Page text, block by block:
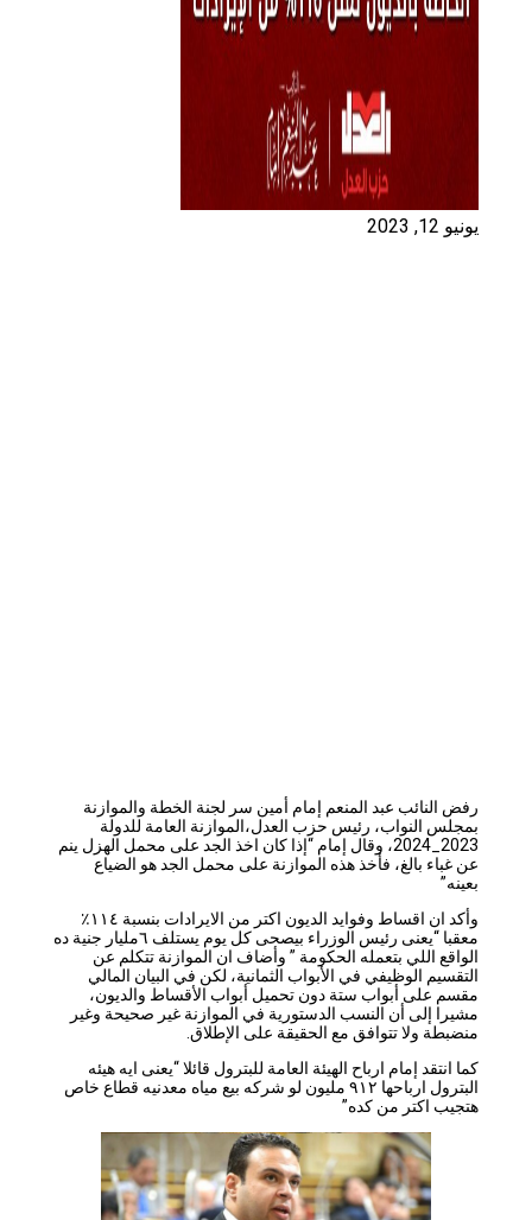
رفض النائب عبد المنعم إمام أمين سر لجنة الخطة والموازنة
بمجلس النواب، رئيس حزب العدل،الموازنة العامة للدولة
2023_2024، وقال إمام “إذا كان اخذ الجد على محمل الهزل ينم
عن غباء بالغ، فأخذ هذه الموازنة على محمل الجد هو الضياع
وأكد ان اقساط وفوايد الديون اكتر من الايرادات بنسبة ١١٤٪
معقبا “؜يعنى رئيس الوزراء بيصحى كل يوم يستلف ٦مليار جنية ده
الواقع اللي بتعمله الحكومة ” وأضاف ان الموازنة تتكلم عن
التقسيم الوظيفي في الأبواب الثمانية، لكن في البيان المالي
مقسم على أبواب ستة دون تحميل أبواب الأقساط والديون،
مشيرا إلى أن النسب الدستورية في الموازنة غير صحيحة وغير
منضبطة ولا تتوافق مع الحقيقة على الإطلاق.
كما انتقد إمام ارباح الهيئة العامة للبترول قائلا “يعنى ايه هيئه
البترول ارباحها ٩١٢ مليون لو شركه بيع مياه معدنيه قطاع خاص
هتجيب اكتر من كده”